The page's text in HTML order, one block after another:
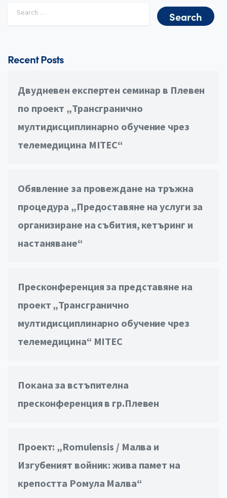
Search for:
Recent Posts
Двудневен експертен семинар в Плевен
по проект „Трансгранично
мултидисциплинарно обучение чрез
телемедицина MITEC“
Обявление за провеждане на тръжна
процедура „Предоставяне на услуги за
организиране на събития, кетъринг и
настаняване“
Пресконференция за представяне на
проект „Трансгранично
мултидисциплинарно обучение чрез
телемедицина“ MITEC
Покана за встъпителна
пресконференция в гр.Плевен
Проект: „Romulensis / Малва и
Изгубеният войник: жива памет на
крепостта Ромула Малва“